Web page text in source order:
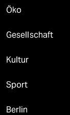
Öko
Gesellschaft
Kultur
Sport
Berlin